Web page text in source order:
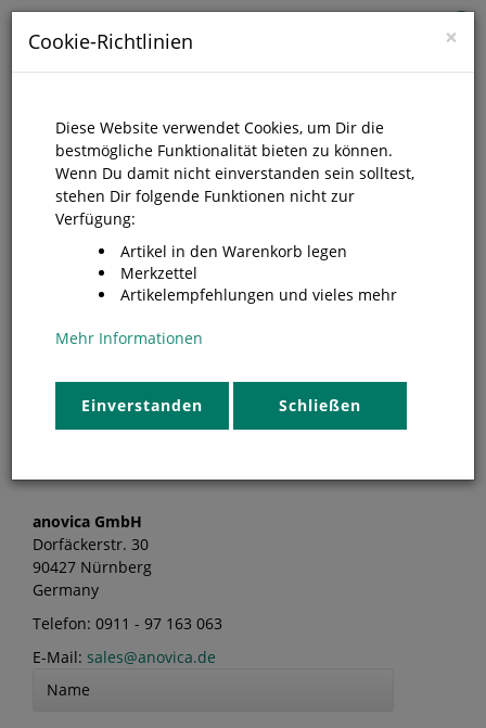
Immer für Sie da
Kontakt
anovica GmbH
Dorfäckerstr. 30
90427 Nürnberg
Germany
Telefon: 0911 - 97 163 063
E-Mail: sales@anovica.de
×
Cookie-Richtlinien
Diese Website verwendet Cookies, um Dir die
bestmögliche Funktionalität bieten zu können.
Wenn Du damit nicht einverstanden sein solltest,
stehen Dir folgende Funktionen nicht zur
Verfügung:
Artikel in den Warenkorb legen
Merkzettel
Artikelempfehlungen und vieles mehr
Mehr Informationen
Einverstanden Schließen